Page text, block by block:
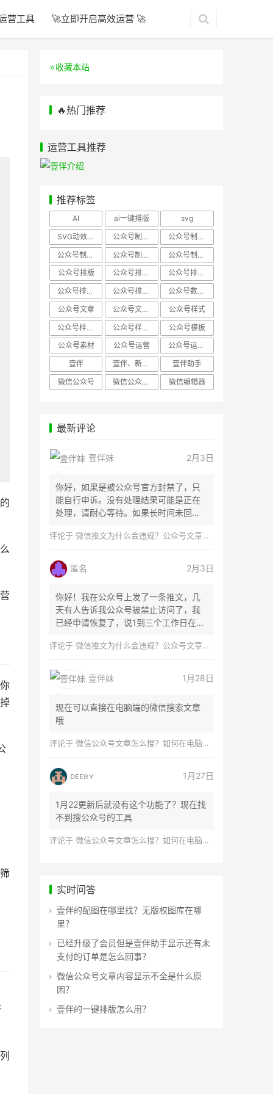
营工具 🚀立即开启高效运营 🚀
⭐️收藏本站
🔥热门推荐
运营工具推荐
推荐标签
AI ai一键排版
svg
SVG动效样式
公众号制作、公众号排版
公众号制作、公众号模板
公众号制作、微信编辑器
公众号制作，公众号排版
公众号制作，公众号排版、微信编辑器
公众号排版
公众号排版，公众号模板
公众号排版，公众号素材
公众号排版，微信编辑器
公众号排版，排版样式
公众号数据分析
公众号文章
公众号文章、公众号运营
公众号样式
公众号样式，微信公众号排版
公众号样式，微信编辑器
公众号模板
公众号素材
公众号运营
公众号运营，公众号编辑器
壹伴
壹伴、新媒体运营
壹伴助手
微信公众号
微信公众号，样式模板、公众号样式 微信编辑器
最新评论
壹伴妹 2月3日
你好，如果是被公众号官方封禁了，只
能自行申诉。没有处理结果可能是正在
处理，请耐心等待。如果长时间未回
评论于 微信推文为什么会违规？公众号文章怎么检测是否违规？
匿名 2月3日
你好！我在公众号上发了一条推文，几
天有人告诉我公众号被禁止访问了，我
已经申请恢复了，说1到三个工作日在微
评论于 微信推文为什么会违规？公众号文章怎么检测是否违规？
壹伴妹 1月28日
现在可以直接在电脑端的微信搜索文章
哦
评论于 微信公众号文章怎么搜？如何在电脑上搜索公众号文章？
ᴅᴇᴇʀʏ 1月27日
1月22更新后就没有这个功能了？现在找
不到搜公众号的工具
评论于 微信公众号文章怎么搜？如何在电脑上搜索公众号文章？
实时问答
壹伴的配图在哪里找？无版权图库在哪
里？
已经升级了会员但是壹伴助手显示还有未
支付的订单是怎么回事？
微信公众号文章内容显示不全是什么原
因？
壹伴的一键排版怎么用？